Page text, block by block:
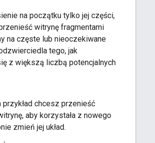
na początku tylko jej części,
witrynę fragmentami
na częste lub nieoczekiwane
tego, jak
z większą liczbą potencjalnych
chcesz przenieść
aby korzystała z nowego
zmień jej układ.